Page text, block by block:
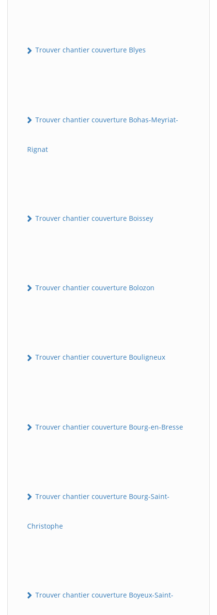
Trouver chantier couverture Blyes
Trouver chantier couverture Bohas-Meyriat-
Rignat
Trouver chantier couverture Boissey
Trouver chantier couverture Bolozon
Trouver chantier couverture Bouligneux
Trouver chantier couverture Bourg-en-Bresse
Trouver chantier couverture Bourg-Saint-
Christophe
Trouver chantier couverture Boyeux-Saint-